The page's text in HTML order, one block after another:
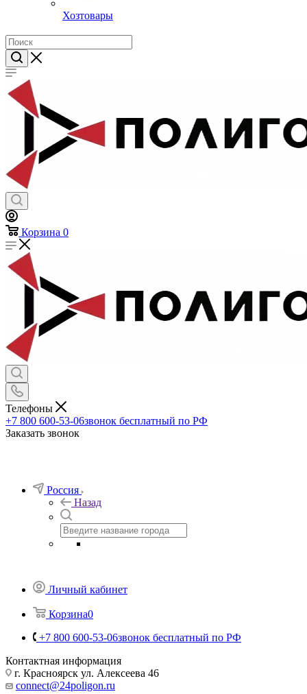
Хозтовары
Корзина 0
Телефоны
+7 800 600-53-06звонок бесплатный по РФ
Заказать звонок
Россия
Назад
Личный кабинет
Корзина0
+7 800 600-53-06звонок бесплатный по РФ
Контактная информация
г. Красноярск ул. Алексеева 46
connect@24poligon.ru